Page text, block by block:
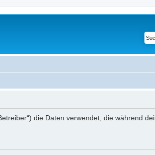
die Daten verwendet, die während